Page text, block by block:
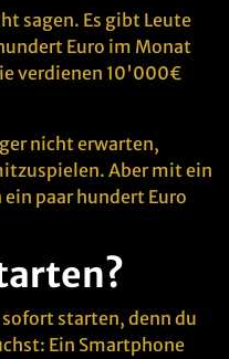
sagen. Es gibt Leute
Euro im Monat
verdienen 10'000€
nicht erwarten,
Aber mit ein
paar hundert Euro
starten, denn du
Ein Smartphone